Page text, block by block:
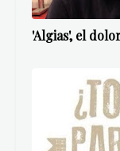
'Algias', el